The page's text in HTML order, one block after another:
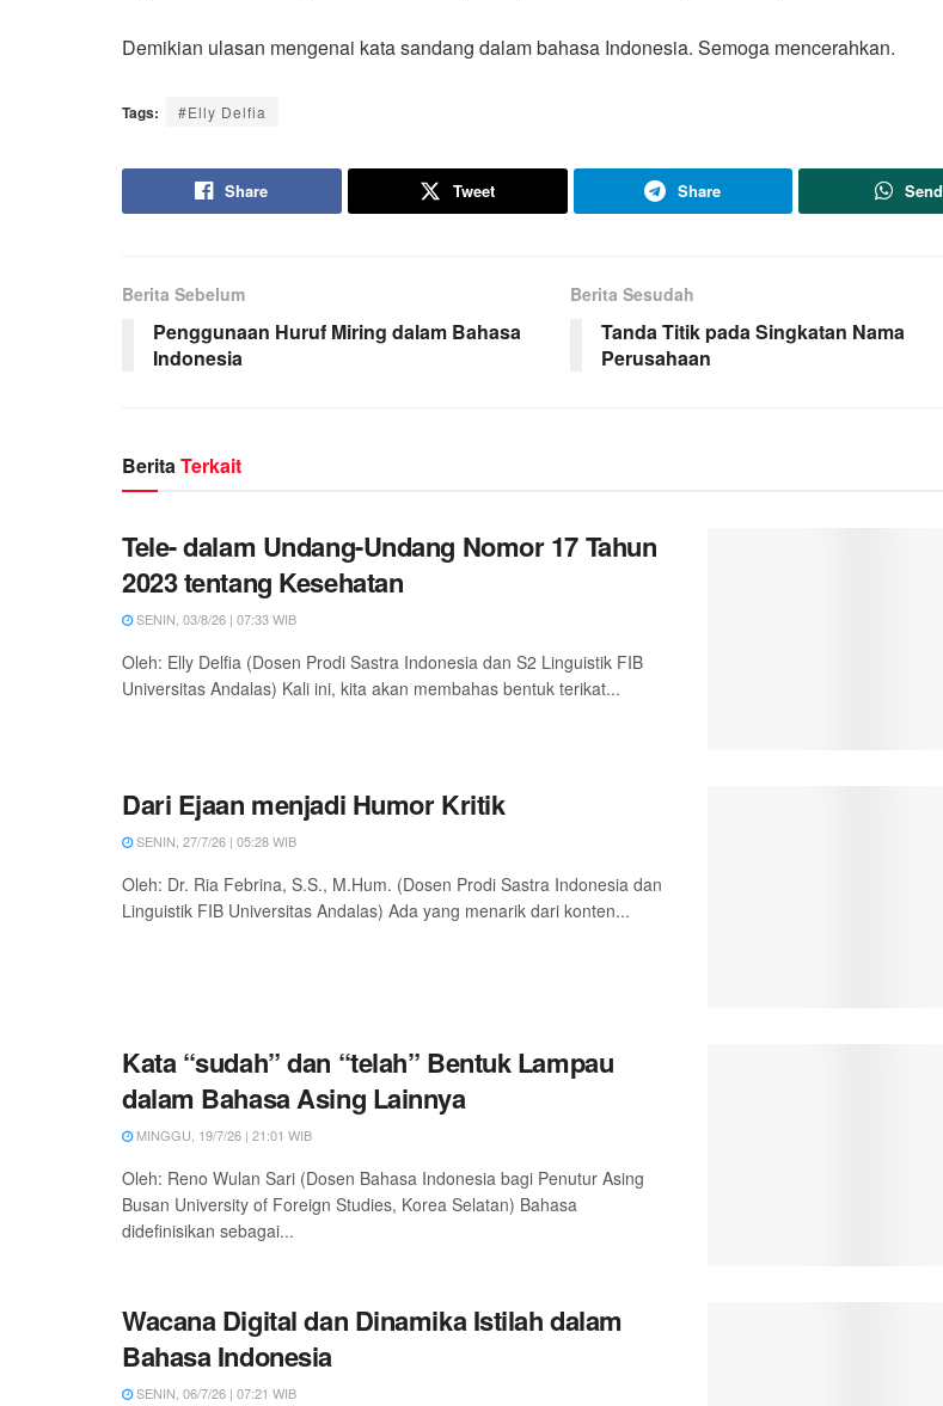
Demikian ulasan mengenai kata sandang dalam bahasa Indonesia. Semoga mencerahkan.
Tags: #Elly Delfia
Share Tweet Share Send
Berita Sebelum
Penggunaan Huruf Miring dalam Bahasa
Indonesia
Berita Sesudah
Tanda Titik pada Singkatan Nama
Perusahaan
BeritaTerkait
Tele- dalam Undang-Undang Nomor 17 Tahun
2023 tentang Kesehatan
SENIN, 03/8/26 | 07:33 WIB
Oleh: Elly Delfia (Dosen Prodi Sastra Indonesia dan S2 Linguistik FIB
Universitas Andalas) Kali ini, kita akan membahas bentuk terikat...
Dari Ejaan menjadi Humor Kritik
SENIN, 27/7/26 | 05:28 WIB
Oleh: Dr. Ria Febrina, S.S., M.Hum. (Dosen Prodi Sastra Indonesia dan
Linguistik FIB Universitas Andalas) Ada yang menarik dari konten...
Kata “sudah” dan “telah” Bentuk Lampau
dalam Bahasa Asing Lainnya
MINGGU, 19/7/26 | 21:01 WIB
Oleh: Reno Wulan Sari (Dosen Bahasa Indonesia bagi Penutur Asing
Busan University of Foreign Studies, Korea Selatan) Bahasa
didefinisikan sebagai...
Wacana Digital dan Dinamika Istilah dalam
Bahasa Indonesia
SENIN, 06/7/26 | 07:21 WIB